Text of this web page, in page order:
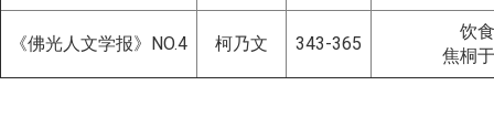
《佛光人文学报》NO.4 柯乃文 343-365
饮
焦桐